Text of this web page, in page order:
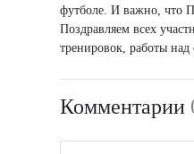
футболе. И важно, что
Поздравляем всех
тренировок, работы
Комментарии